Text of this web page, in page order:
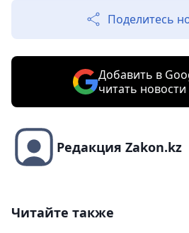
Поделитесь
Добавить в
читать
Редакция Zakon.kz
Читайте также